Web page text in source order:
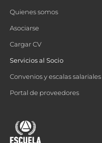
Quienes somos
Asociarse
Cargar CV
Servicios al Socio
Convenios y escalas salariales
Portal de proveedores